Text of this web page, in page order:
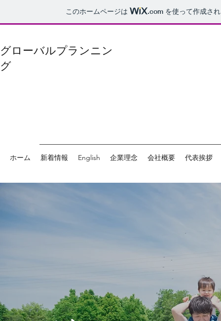
このホームページは .com を使って作成さ
グローバルプランニン
グ
ホーム 新着情報 English 企業理念 会社概要 代表挨拶